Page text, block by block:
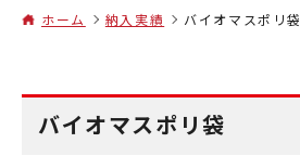
ホーム 納入実績 バイオマスポリ袋
バイオマスポリ袋